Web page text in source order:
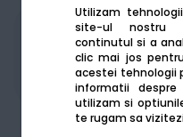
Utilizam
site-ul nostru
continutul si a
clic mai jos
acestei tehnologii
informatii
utilizam si
te rugam sa
Produsele sunt
achizitii